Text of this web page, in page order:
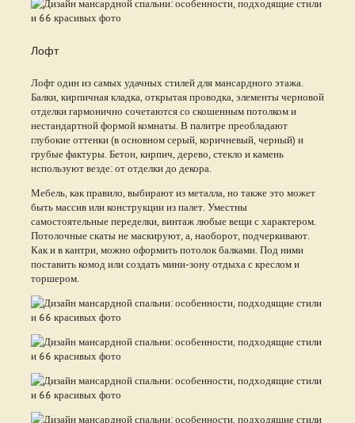
Лофт
Лофт один из самых удачных стилей для мансардного этажа.
Балки, кирпичная кладка, открытая проводка, элементы черновой
отделки гармонично сочетаются со скошенным потолком и
нестандартной формой комнаты. В палитре преобладают
глубокие оттенки (в основном серый, коричневый, черный) и
грубые фактуры. Бетон, кирпич, дерево, стекло и камень
используют везде: от отделки до декора.
Мебель, как правило, выбирают из металла, но также это может
быть массив или конструкции из палет. Уместны
самостоятельные переделки, винтаж любые вещи с характером.
Потолочные скаты не маскируют, а, наоборот, подчеркивают.
Как и в кантри, можно оформить потолок балками. Под ними
поставить комод или создать мини-зону отдыха с креслом и
торшером.